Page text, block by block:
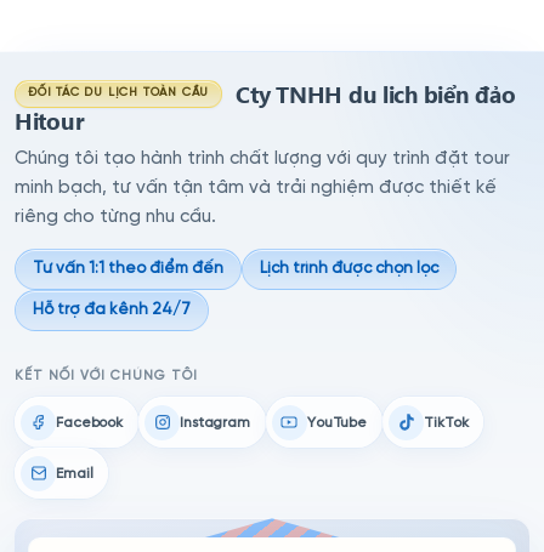
ĐỐI TÁC DU LỊCH TOÀN CẦU
Cty TNHH du lich biển đảo
Hitour
Chúng tôi tạo hành trình chất lượng với quy trình đặt tour
minh bạch, tư vấn tận tâm và trải nghiệm được thiết kế
riêng cho từng nhu cầu.
Tư vấn 1:1 theo điểm đến Lịch trình được chọn lọc
Hỗ trợ đa kênh 24/7
KẾT NỐI VỚI CHÚNG TÔI
Facebook Instagram YouTube TikTok
Email